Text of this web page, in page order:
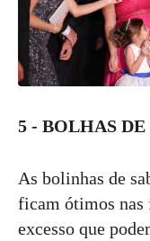
5 - BOLHAS DE
As bolinhas de
ficam ótimos nas
excesso que